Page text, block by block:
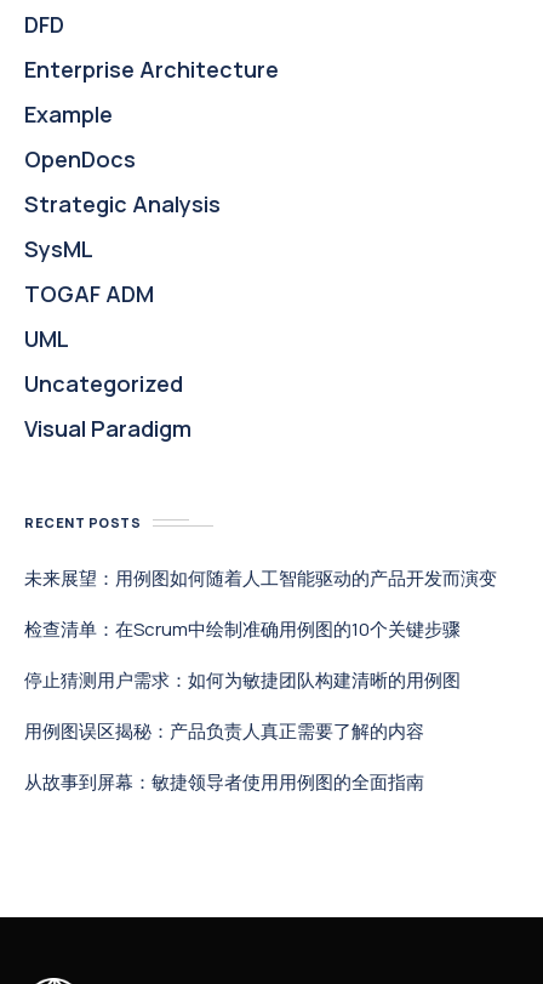
DFD
Enterprise Architecture
Example
OpenDocs
Strategic Analysis
SysML
TOGAF ADM
UML
Uncategorized
Visual Paradigm
RECENT POSTS
未来展望：用例图如何随着人工智能驱动的产品开发而演变
检查清单：在Scrum中绘制准确用例图的10个关键步骤
停止猜测用户需求：如何为敏捷团队构建清晰的用例图
用例图误区揭秘：产品负责人真正需要了解的内容
从故事到屏幕：敏捷领导者使用用例图的全面指南